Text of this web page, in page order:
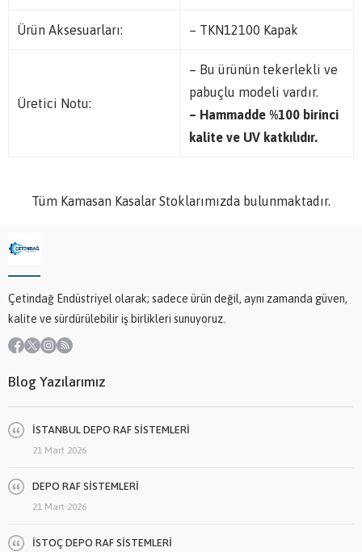
Ürün Aksesuarları: – TKN12100 Kapak
Üretici Notu:
– Bu ürünün tekerlekli ve
pabuçlu modeli vardır.
– Hammadde %100 birinci
kalite ve UV katkılıdır.
Tüm Kamasan Kasalar Stoklarımızda bulunmaktadır.
Çetindağ Endüstriyel olarak; sadece ürün değil, aynı zamanda güven,
kalite ve sürdürülebilir iş birlikleri sunuyoruz.
Blog Yazılarımız
İSTANBUL DEPO RAF SİSTEMLERİ
21 Mart 2026
DEPO RAF SİSTEMLERİ
21 Mart 2026
İSTOÇ DEPO RAF SİSTEMLERİ